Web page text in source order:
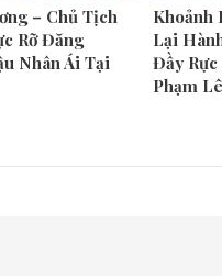
– Chủ Tịch
Rỡ Đăng
Nhân Ái Tại
Khoảnh
Lại
Đầy Rực
Phạm